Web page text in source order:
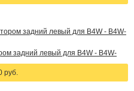
задний левый для B4W - B4W-
руб.